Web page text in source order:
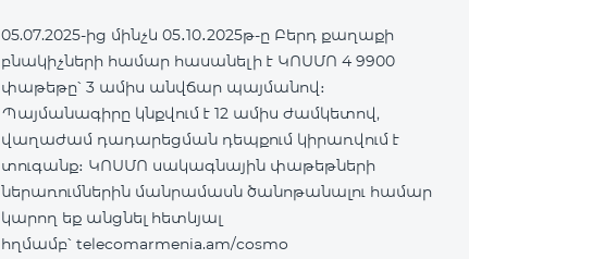
05.07.2025-ից մինչև 05․10․2025թ-ը Բերդ քաղաքի
բնակիչների համար հասանելի է ԿՈՍՄՈ 4 9900
փաթեթը՝ 3 ամիս անվճար պայմանով։
Պայմանագիրը կնքվում է 12 ամիս ժամկետով,
վաղաժամ դադարեցման դեպքում կիրառվում է
տուգանք։ ԿՈՍՄՈ սակագնային փաթեթների
ներառումներին մանրամասն ծանոթանալու համար
կարող եք անցնել հետևյալ
հղմամբ՝ telecomarmenia.am/cosmo